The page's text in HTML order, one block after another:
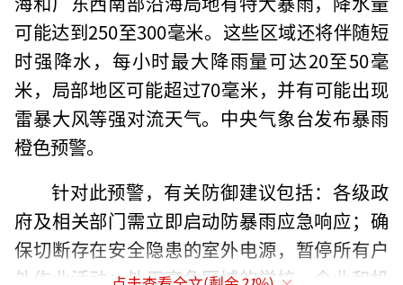
可能达到250至300毫米。这些区域还将伴随短
时强降水，每小时最大降雨量可达20至50毫
米，局部地区可能超过70毫米，并有可能出现
雷暴大风等强对流天气。中央气象台发布暴雨
橙色预警。
针对此预警，有关防御建议包括：各级政
府及相关部门需立即启动防暴雨应急响应；确
保切断存在安全隐患的室外电源，暂停所有户
外作业活动；处于高危区域的学校、企业和机